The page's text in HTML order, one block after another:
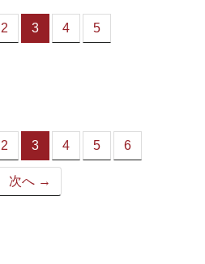
2 3
（こ
4 5
2 3
（こ
の
4 5 6
次へ →